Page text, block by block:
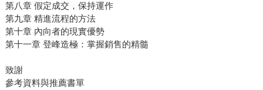
第八章 假定成交，保持運作
第九章 精進流程的方法
第十章 內向者的現實優勢
第十一章 登峰造極：掌握銷售的精髓
致謝
參考資料與推薦書單